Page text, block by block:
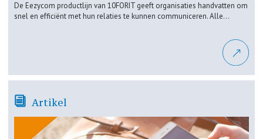
De Eezycom productlijn van 10FORIT geeft organisaties handvatten om
snel en efficiënt met hun relaties te kunnen communiceren. Alle...
Artikel